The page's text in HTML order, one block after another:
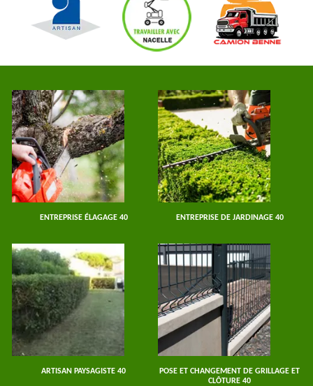
ENTREPRISE ÉLAGAGE 40 ENTREPRISE DE JARDINAGE 40
ARTISAN PAYSAGISTE 40
POSE ET CHANGEMENT DE GRILLAGE ET
CLÔTURE 40